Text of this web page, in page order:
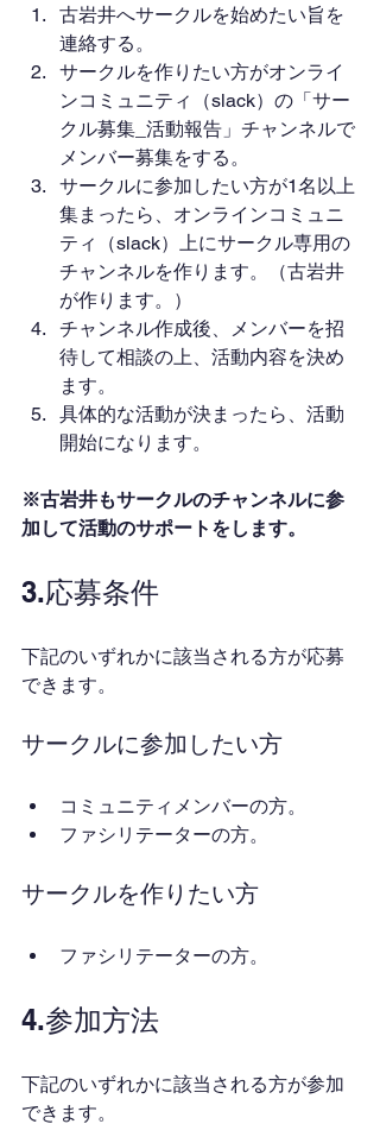
古岩井へサークルを始めたい旨を
連絡する。
サークルを作りたい方がオンライ
ンコミュニティ（slack）の「サー
クル募集_活動報告」チャンネルで
メンバー募集をする。
サークルに参加したい方が1名以上
集まったら、オンラインコミュニ
ティ（slack）上にサークル専用の
チャンネルを作ります。（古岩井
が作ります。）
チャンネル作成後、メンバーを招
待して相談の上、活動内容を決め
ます。
具体的な活動が決まったら、活動
開始になります。
※古岩井もサークルのチャンネルに参
加して活動のサポートをします。
3.応募条件
下記のいずれかに該当される方が応募
できます。
サークルに参加したい方
コミュニティメンバーの方。
ファシリテーターの方。
サークルを作りたい方
ファシリテーターの方。
4.参加方法
下記のいずれかに該当される方が参加
できます。